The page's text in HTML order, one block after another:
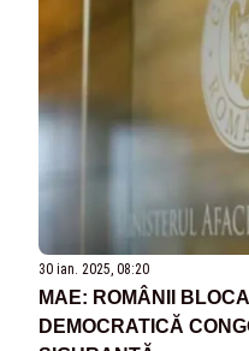
30 ian. 2025, 08:20
MAE: ROMÂNII
DEMOCRATICĂ